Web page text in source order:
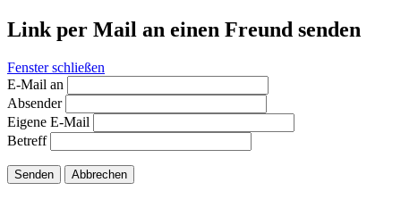
Link per Mail an einen Freund senden
Fenster schließen
E-Mail an
Absender
Eigene E-Mail
Betreff
Senden Abbrechen